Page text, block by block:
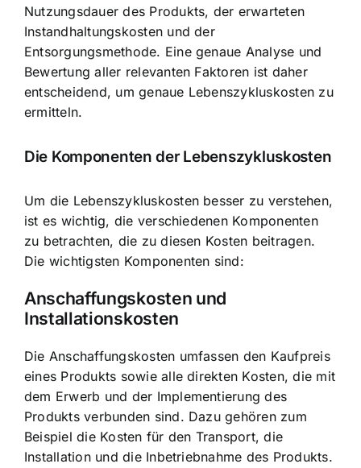
Nutzungsdauer des Produkts, der erwarteten
Instandhaltungskosten und der
Entsorgungsmethode. Eine genaue Analyse und
Bewertung aller relevanten Faktoren ist daher
entscheidend, um genaue Lebenszykluskosten zu
ermitteln.
Die Komponenten der Lebenszykluskosten
Um die Lebenszykluskosten besser zu verstehen,
ist es wichtig, die verschiedenen Komponenten
zu betrachten, die zu diesen Kosten beitragen.
Die wichtigsten Komponenten sind:
Anschaffungskosten und
Installationskosten
Die Anschaffungskosten umfassen den Kaufpreis
eines Produkts sowie alle direkten Kosten, die mit
dem Erwerb und der Implementierung des
Produkts verbunden sind. Dazu gehören zum
Beispiel die Kosten für den Transport, die
Installation und die Inbetriebnahme des Produkts.